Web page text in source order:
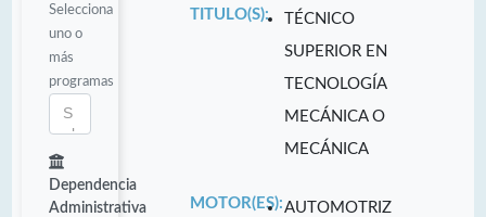
Selecciona
uno o
más
programas
Dependencia
Administrativa
TITULO(S):
TÉCNICO
SUPERIOR EN
TECNOLOGÍA
MECÁNICA O
MECÁNICA
MOTOR(ES):AUTOMOTRIZ